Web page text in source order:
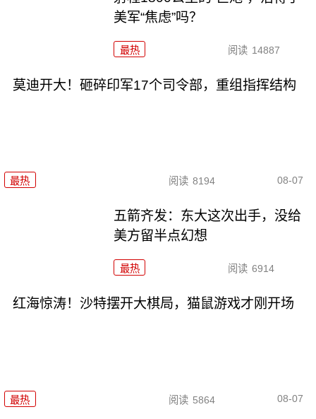
美军“焦虑”吗？
最热 阅读 14887
莫迪开大！砸碎印军17个司令部，重组指挥结构
最热 阅读 8194 08-07
五箭齐发：东大这次出手，没给
美方留半点幻想
最热 阅读 6914
红海惊涛！沙特摆开大棋局，猫鼠游戏才刚开场
最热 阅读 5864 08-07